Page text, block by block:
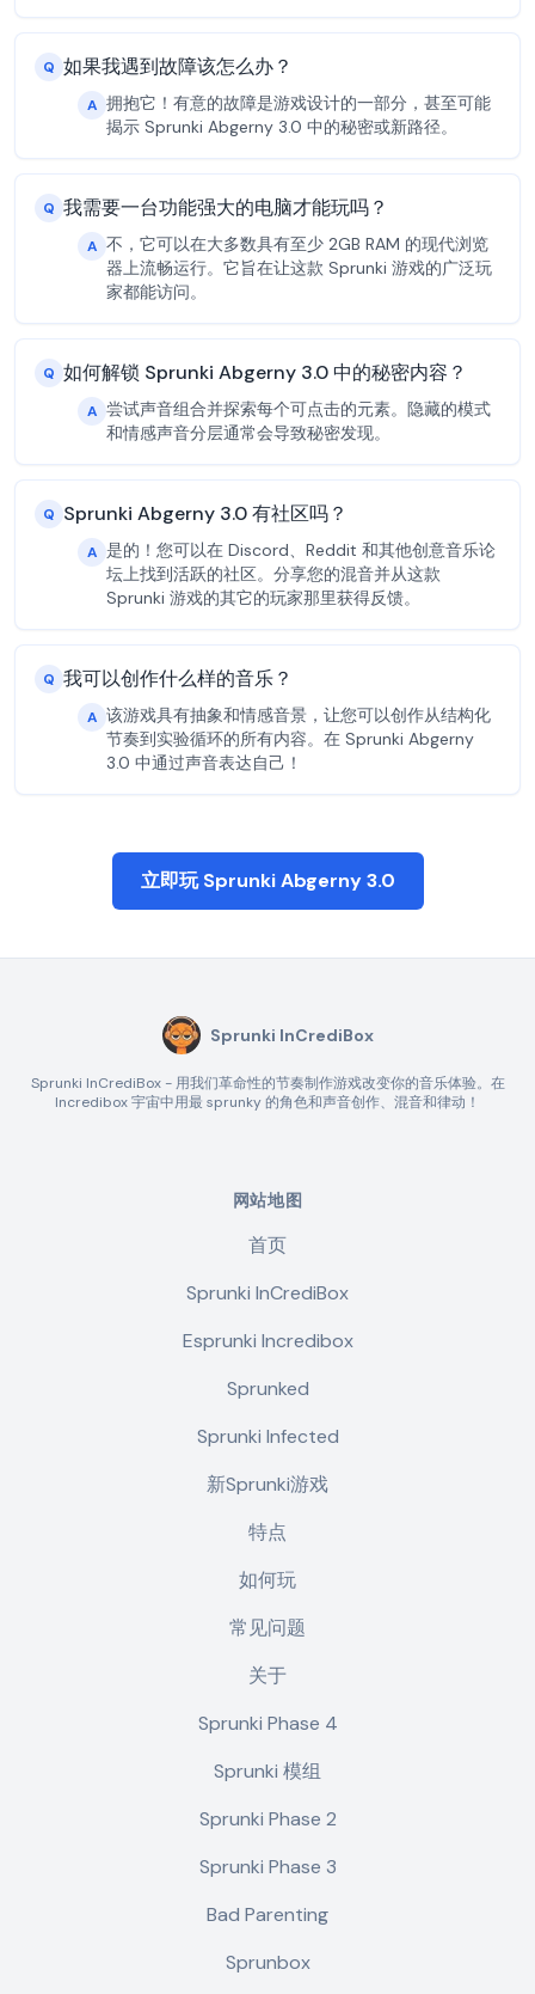
Q 如果我遇到故障该怎么办？
A 拥抱它！有意的故障是游戏设计的一部分，甚至可能
揭示 Sprunki Abgerny 3.0 中的秘密或新路径。
Q 我需要一台功能强大的电脑才能玩吗？
A 不，它可以在大多数具有至少 2GB RAM 的现代浏览
器上流畅运行。它旨在让这款 Sprunki 游戏的广泛玩
家都能访问。
Q 如何解锁 Sprunki Abgerny 3.0 中的秘密内容？
A 尝试声音组合并探索每个可点击的元素。隐藏的模式
和情感声音分层通常会导致秘密发现。
Q Sprunki Abgerny 3.0 有社区吗？
A 是的！您可以在 Discord、Reddit 和其他创意音乐论
坛上找到活跃的社区。分享您的混音并从这款
Sprunki 游戏的其它的玩家那里获得反馈。
Q 我可以创作什么样的音乐？
A 该游戏具有抽象和情感音景，让您可以创作从结构化
节奏到实验循环的所有内容。在 Sprunki Abgerny
3.0 中通过声音表达自己！
立即玩 Sprunki Abgerny 3.0
Sprunki InCrediBox
Sprunki InCrediBox - 用我们革命性的节奏制作游戏改变你的音乐体验。在
Incredibox 宇宙中用最 sprunky 的角色和声音创作、混音和律动！
网站地图
首页
Sprunki InCrediBox
Esprunki Incredibox
Sprunked
Sprunki Infected
新Sprunki游戏
特点
如何玩
常见问题
关于
Sprunki Phase 4
Sprunki 模组
Sprunki Phase 2
Sprunki Phase 3
Bad Parenting
Sprunbox